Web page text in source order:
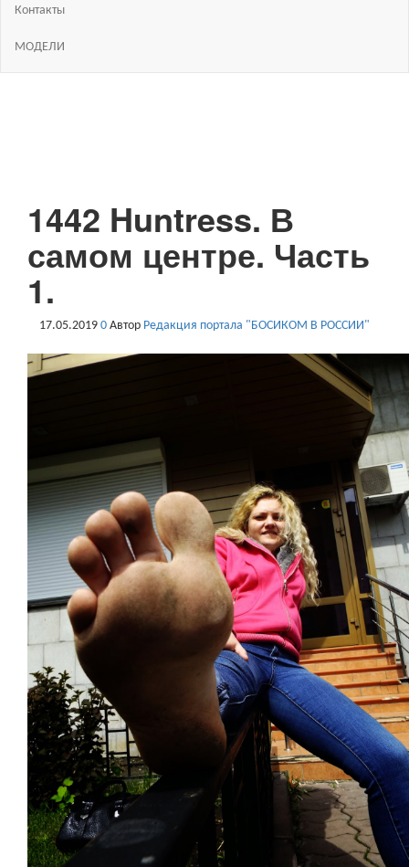
Контакты
МОДЕЛИ
1442 Huntress. В
самом центре. Часть
1.
17.05.2019 0 Автор Редакция портала "БОСИКОМ В РОССИИ"